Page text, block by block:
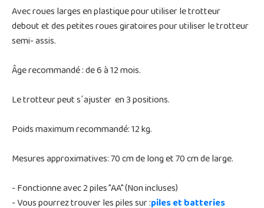
Avec roues larges en plastique pour utiliser le trotteur
debout et des petites roues giratoires pour utiliser le trotteur
semi- assis.
Âge recommandé : de 6 à 12 mois.
Le trotteur peut s´ajuster en 3 positions.
Poids maximum recommandé: 12 kg.
Mesures approximatives: 70 cm de long et 70 cm de large.
- Fonctionne avec 2 piles "AA" (Non incluses)
- Vous pourrez trouver les piles sur :piles et batteries